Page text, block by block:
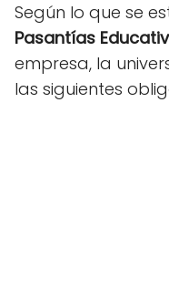
Según lo que se
Pasantías
empresa, la
las siguientes